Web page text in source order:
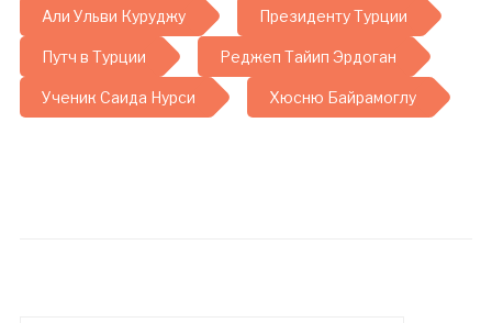
Али Ульви Куруджу Президенту Турции
Путч в Турции Реджеп Тайип Эрдоган
Ученик Саида Нурси Хюсню Байрамоглу